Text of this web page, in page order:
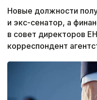
Новые должности
и экс-сенатор, а
в совет директоров
корреспондент